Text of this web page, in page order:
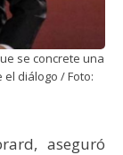
se concrete una
diálogo / Foto:
aseguró